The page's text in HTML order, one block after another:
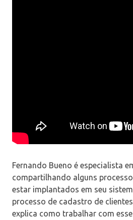
Fernando Bueno é especialista
compartilhando alguns
estar implantados em seu
processo de cadastro de
explica como trabalhar com